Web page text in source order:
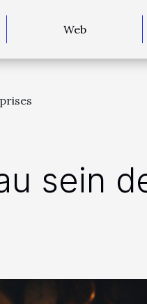
Web
sein